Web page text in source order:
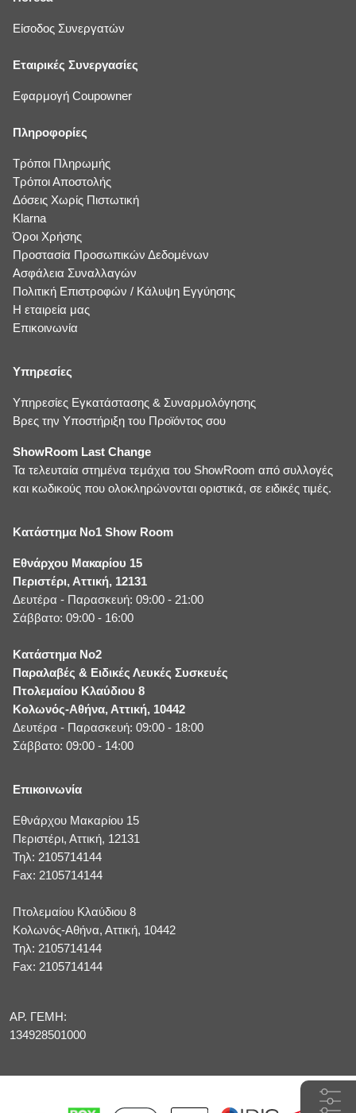
Είσοδος Συνεργατών
Εταιρικές Συνεργασίες
Εφαρμογή Coupowner
Πληροφορίες
Τρόποι Πληρωμής
Τρόποι Αποστολής
Δόσεις Χωρίς Πιστωτική
Klarna
Όροι Χρήσης
Προστασία Προσωπικών Δεδομένων
Ασφάλεια Συναλλαγών
Πολιτική Επιστροφών / Κάλυψη Εγγύησης
Η εταιρεία μας
Επικοινωνία
Υπηρεσίες
Υπηρεσίες Εγκατάστασης & Συναρμολόγησης
Βρες την Υποστήριξη του Προϊόντος σου
ShowRoom Last Change
Τα τελευταία στημένα τεμάχια του ShowRoom από συλλογές
και κωδικούς που ολοκληρώνονται οριστικά, σε ειδικές τιμές.
Κατάστημα No1 Show Room
Εθνάρχου Μακαρίου 15
Περιστέρι, Αττική, 12131
Δευτέρα - Παρασκευή: 09:00 - 21:00
Σάββατο: 09:00 - 16:00
Κατάστημα No2
Παραλαβές & Ειδικές Λευκές Συσκευές
Πτολεμαίου Κλαύδιου 8
Κολωνός-Αθήνα, Αττική, 10442
Δευτέρα - Παρασκευή: 09:00 - 18:00
Σάββατο: 09:00 - 14:00
Επικοινωνία
Εθνάρχου Μακαρίου 15
Περιστέρι, Αττική, 12131
Τηλ: 2105714144
Fax: 2105714144
Πτολεμαίου Κλαύδιου 8
Κολωνός-Αθήνα, Αττική, 10442
Τηλ: 2105714144
Fax: 2105714144
ΑΡ. ΓΕΜΗ:
134928501000